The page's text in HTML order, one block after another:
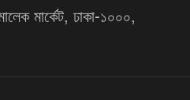
মার্কেট, ঢাকা-১০০০,